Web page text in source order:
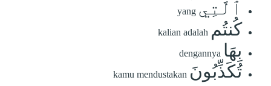
ٱلَّتِي yang
كُنتُم kalian adalah
بِهَا dengannya
تُكَذِّبُونَ kamu mendustakan